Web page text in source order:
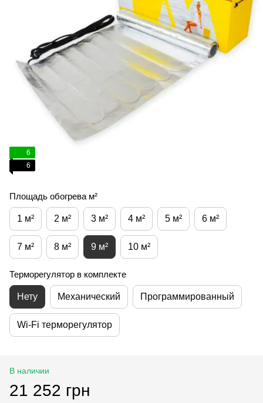
6
6
Площадь обогрева м²
1 м² 2 м² 3 м² 4 м² 5 м² 6 м²
7 м² 8 м² 9 м² 10 м²
Терморегулятор в комплекте
Нету Механический Программированный
Wi-Fi терморегулятор
В наличии
21 252 грн